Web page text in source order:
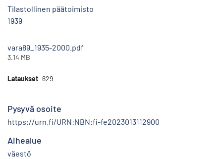
Tilastollinen päätoimisto
1939
vara89_1935-2000.pdf
3.14 MB
Lataukset 629
Pysyvä osoite
https://urn.fi/URN:NBN:fi-fe2023013112900
Aihealue
väestö